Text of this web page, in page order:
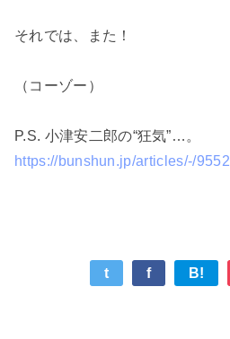
それでは、また！
（コーゾー）
P.S. 小津安二郎の“狂気”…。
https://bunshun.jp/articles/-/
t f B!